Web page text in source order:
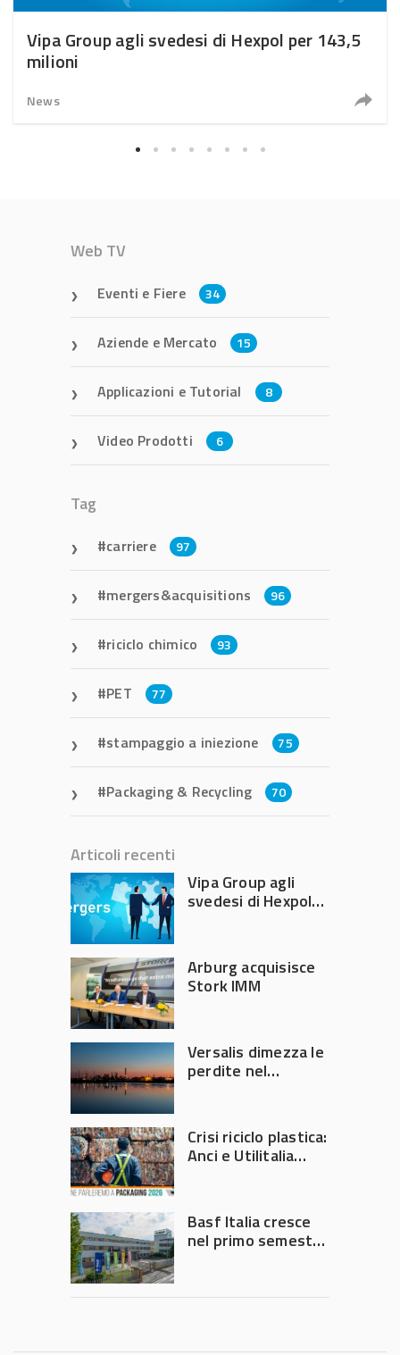
Vipa Group agli svedesi di Hexpol per 143,5
milioni
News
Web TV
Eventi e Fiere 34
Aziende e Mercato 15
Applicazioni e Tutorial 8
Video Prodotti 6
Tag
carriere 97
mergers&acquisitions 96
riciclo chimico 93
PET 77
stampaggio a iniezione 75
Packaging & Recycling 70
Articoli recenti
Vipa Group agli
svedesi di Hexpol
Arburg acquisisce
Stork IMM
Versalis dimezza le
perdite nel
Crisi riciclo plastica:
Anci e Utilitalia
Governo
Basf Italia cresce
nel primo semestre